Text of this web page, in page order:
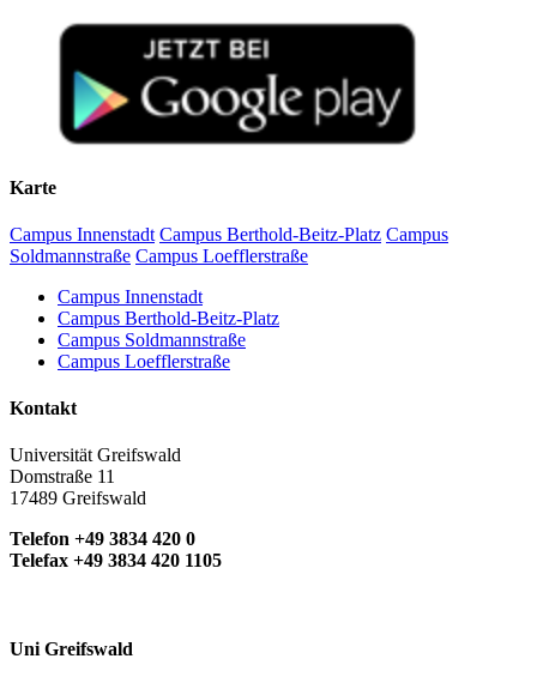
Karte
Campus Innenstadt Campus Berthold-Beitz-Platz Campus
Soldmannstraße Campus Loefflerstraße
Campus Innenstadt
Campus Berthold-Beitz-Platz
Campus Soldmannstraße
Campus Loefflerstraße
Kontakt
Universität Greifswald
Domstraße 11
17489 Greifswald
Telefon +49 3834 420 0
Telefax +49 3834 420 1105
Uni Greifswald